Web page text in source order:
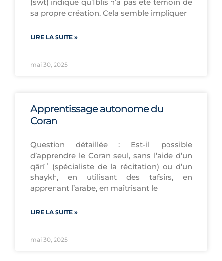
(swt) indique qu’Iblis n’a pas été témoin de
sa propre création. Cela semble impliquer
LIRE LA SUITE »
mai 30, 2025
Apprentissage autonome du
Coran
Question détaillée : Est-il possible
d’apprendre le Coran seul, sans l’aide d’un
qārīʾ (spécialiste de la récitation) ou d’un
shaykh, en utilisant des tafsirs, en
apprenant l’arabe, en maîtrisant le
LIRE LA SUITE »
mai 30, 2025